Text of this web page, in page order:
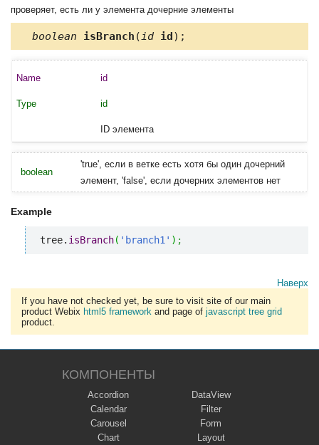
проверяет, есть ли у элемента дочерние элементы
boolean isBranch ( id id);
id
id
ID элемента
boolean
'true', если в ветке есть хотя бы один дочерний
элемент, 'false', если дочерних элементов нет
Example
tree. isBranch( 'branch1' ) ;
Наверх
If you have not checked yet, be sure to visit site of our main
product Webix html5 framework and page of javascript tree grid
product.
КОМПОНЕНТЫ
Accordion
Calendar
Carousel
Chart
DataView
Filter
Form
Layout